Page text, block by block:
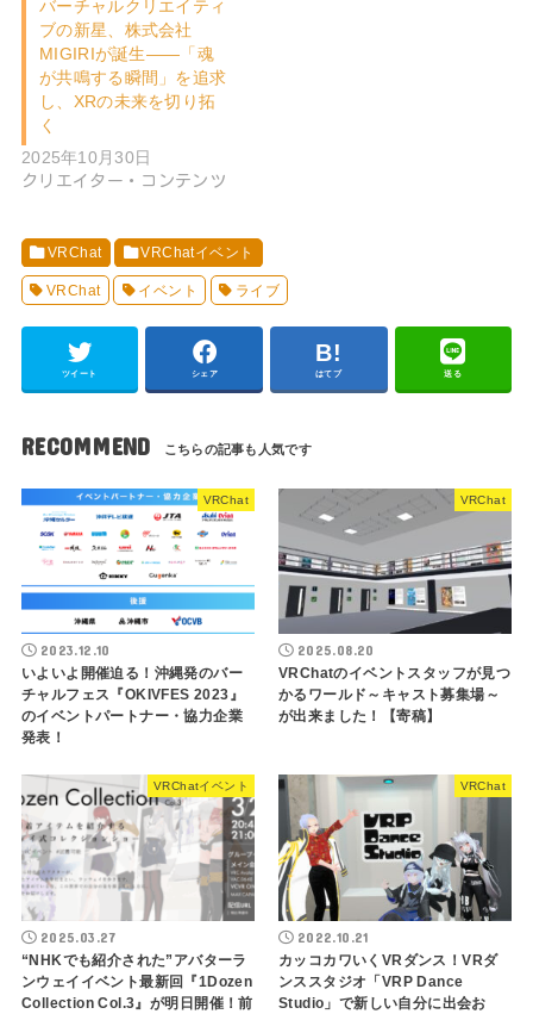
バーチャルクリエイティ
ブの新星、株式会社
MIGIRIが誕生――「魂
が共鳴する瞬間」を追求
し、XRの未来を切り拓
く
2025年10月30日
クリエイター・コンテンツ
VRChat VRChatイベント
VRChat イベント ライブ
ツイート シェア はてブ 送る
RECOMMEND
VRChat
2023.12.10
いよいよ開催迫る！沖縄発のバー
チャルフェス『OKIVFES 2023』
のイベントパートナー・協力企業
発表！
VRChat
2025.08.20
VRChatのイベントスタッフが見つ
かるワールド～キャスト募集場～
が出来ました！【寄稿】
VRChatイベント
2025.03.27
“NHKでも紹介された”アバターラ
ンウェイイベント最新回『1Dozen
Collection Col.3』が明日開催！前
VRChat
2022.10.21
カッコカワいくVRダンス！VRダ
ンススタジオ「VRP Dance
Studio」で新しい自分に出会お